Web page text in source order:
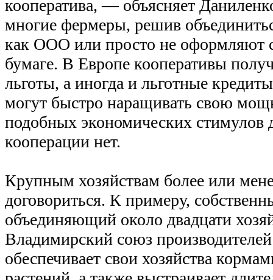
кооператива, — объясняет
многие фермеры, решив
как ООО или просто не оформляют
бумаге. В Европе кооперативы
льготы, а иногда и льготные
могут быстро наращивать свою
подобных экономических стимулов
кооперации нет.
Крупным хозяйствам более или
договориться. К примеру,
объединяющий около двадцати
Владимирский союз
обеспечивает свои хозяйства